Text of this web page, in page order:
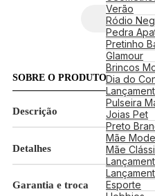
Guia
SOBRE O PRODUTO
Descrição
Detalhes
Garantia e troca
Formatura
Formatura
Formatura
Formatura
Formatura
Formatura
Formatura
Formatura
Verão
Ródio
Pedra
Pretinho
Glamour
Brincos
Dia do
Pulseira
Joias Pet
Preto
Mãe
Mãe
Esporte